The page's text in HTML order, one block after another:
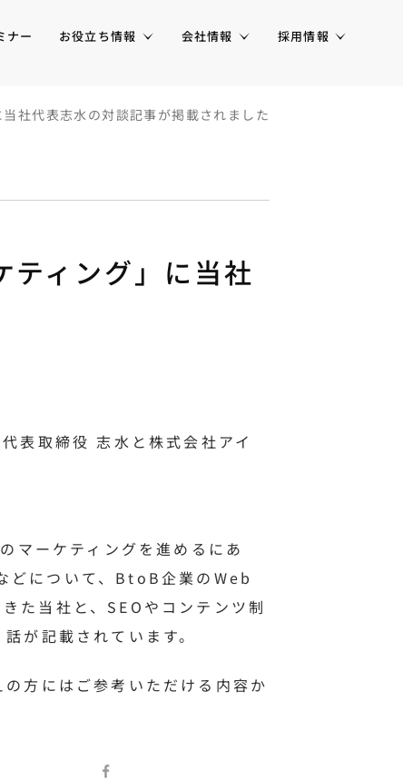
ナー お役立ち情報 会社情報 採用情報
社代表志水の対談記事が掲載されました
ィング」に当社
表取締役 志水と株式会社アイ
マーケティングを進めるにあ
どについて、BtoB企業のWeb
た当社と、SEOやコンテンツ制
が記載されています。
方にはご参考いただける内容か